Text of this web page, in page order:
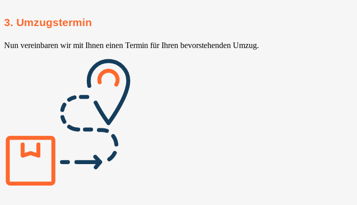
3. Umzugstermin
Nun vereinbaren wir mit Ihnen einen Termin für Ihren bevorstehenden Umzug.